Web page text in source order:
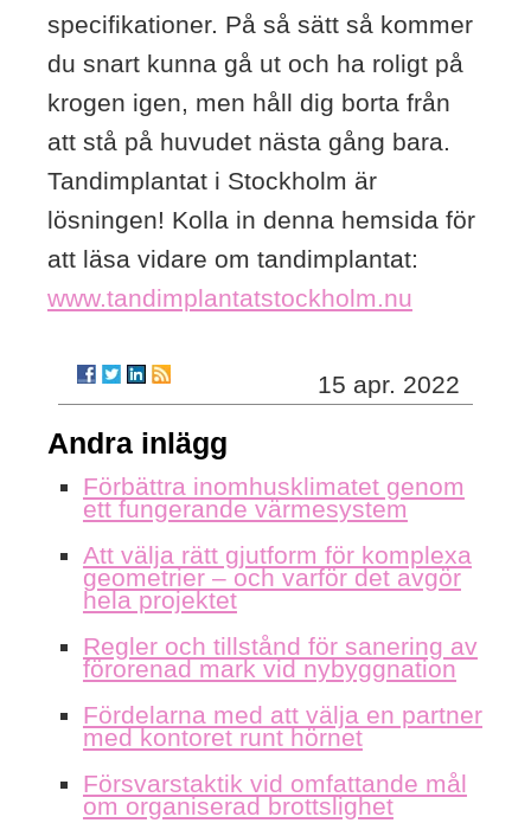
specifikationer. På så sätt så kommer
du snart kunna gå ut och ha roligt på
krogen igen, men håll dig borta från
att stå på huvudet nästa gång bara.
Tandimplantat i Stockholm är
lösningen! Kolla in denna hemsida för
att läsa vidare om tandimplantat:
www.tandimplantatstockholm.nu
15 apr. 2022
Andra inlägg
Förbättra inomhusklimatet genom
ett fungerande värmesystem
Att välja rätt gjutform för komplexa
geometrier – och varför det avgör
hela projektet
Regler och tillstånd för sanering av
förorenad mark vid nybyggnation
Fördelarna med att välja en partner
med kontoret runt hörnet
Försvarstaktik vid omfattande mål
om organiserad brottslighet